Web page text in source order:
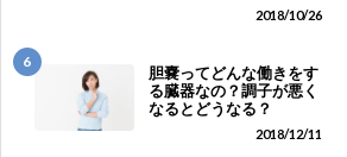
2018/10/26
6
胆嚢ってどんな働きをす
る臓器なの？調子が悪く
なるとどうなる？
2018/12/11